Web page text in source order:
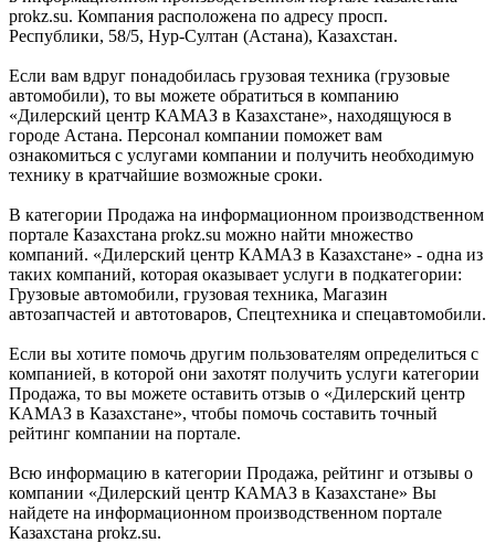
prokz.su. Компания расположена по адресу просп.
Республики, 58/5, Нур-Султан (Астана), Казахстан.
Если вам вдруг понадобилась грузовая техника (грузовые
автомобили), то вы можете обратиться в компанию
«Дилерский центр КАМАЗ в Казахстане», находящуюся в
городе Астана. Персонал компании поможет вам
ознакомиться с услугами компании и получить необходимую
технику в кратчайшие возможные сроки.
В категории Продажа на информационном производственном
портале Казахстана prokz.su можно найти множество
компаний. «Дилерский центр КАМАЗ в Казахстане» - одна из
таких компаний, которая оказывает услуги в подкатегории:
Грузовые автомобили, грузовая техника, Магазин
автозапчастей и автотоваров, Спецтехника и спецавтомобили.
Если вы хотите помочь другим пользователям определиться с
компанией, в которой они захотят получить услуги категории
Продажа, то вы можете оставить отзыв о «Дилерский центр
КАМАЗ в Казахстане», чтобы помочь составить точный
рейтинг компании на портале.
Всю информацию в категории Продажа, рейтинг и отзывы о
компании «Дилерский центр КАМАЗ в Казахстане» Вы
найдете на информационном производственном портале
Казахстана prokz.su.